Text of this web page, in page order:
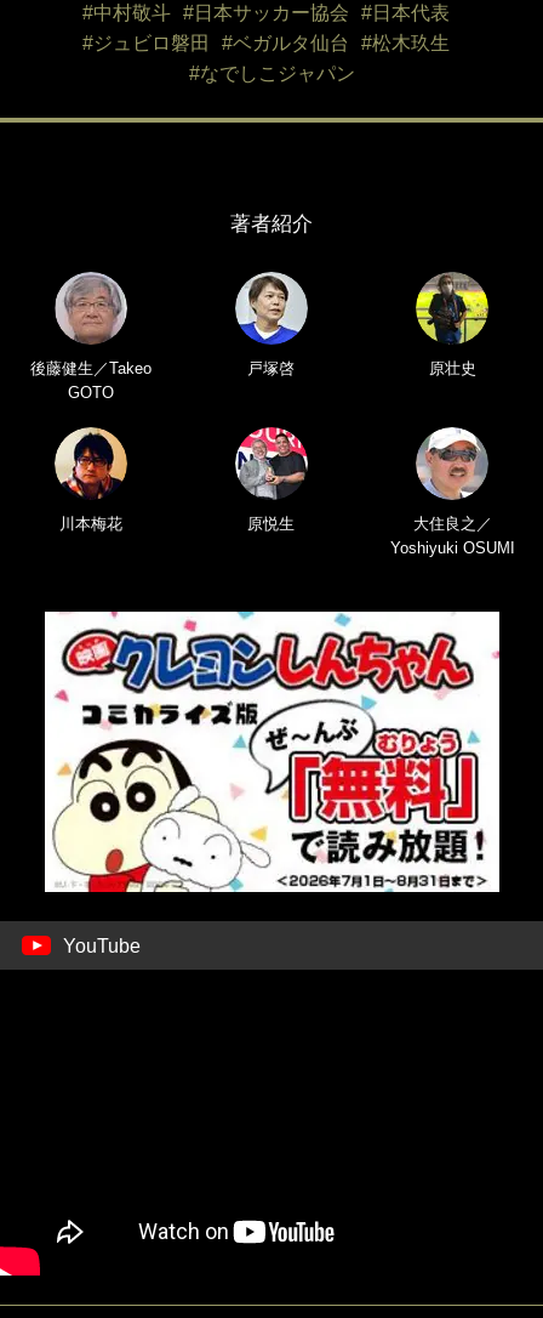
#中村敬斗
#日本サッカー協会
#日本代表
#ジュビロ磐田
#ベガルタ仙台
#松木玖生
#なでしこジャパン
著者紹介
後藤健生／Takeo
GOTO
戸塚啓 原壮史
川本梅花 原悦生
大住良之／
Yoshiyuki OSUMI
YouTube